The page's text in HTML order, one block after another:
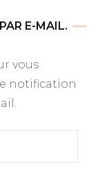
E-MAIL.
vous
notification